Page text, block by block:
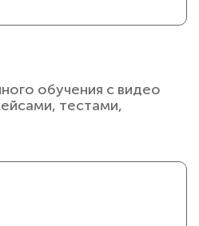
обучения с видео
тестами,